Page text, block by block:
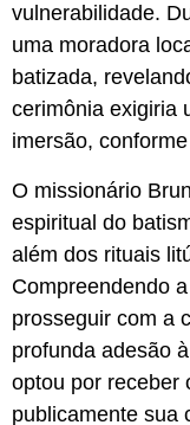
vulnerabilidade.
uma moradora
batizada,
cerimônia exigiria
imersão,
O missionário
espiritual do
além dos rituais
Compreendendo
prosseguir com a
profunda adesão
optou por receber
publicamente sua